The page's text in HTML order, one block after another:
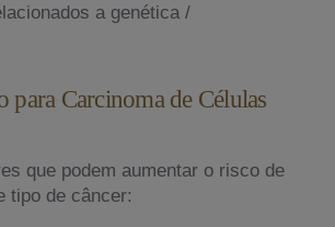
a genética /
para Carcinoma de Células
que podem aumentar o risco de
tipo de câncer: